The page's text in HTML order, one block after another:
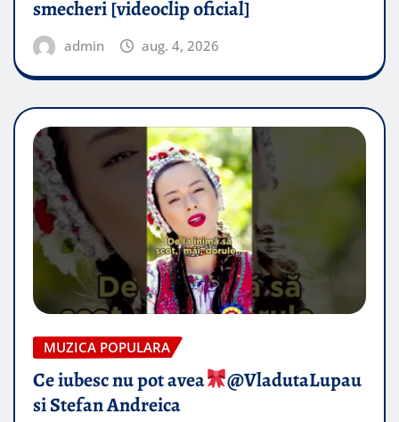
smecheri [videoclip oficial]
admin aug. 4, 2026
MUZICA POPULARA
Ce iubesc nu pot avea
​@VladutaLupau
si Stefan Andreica